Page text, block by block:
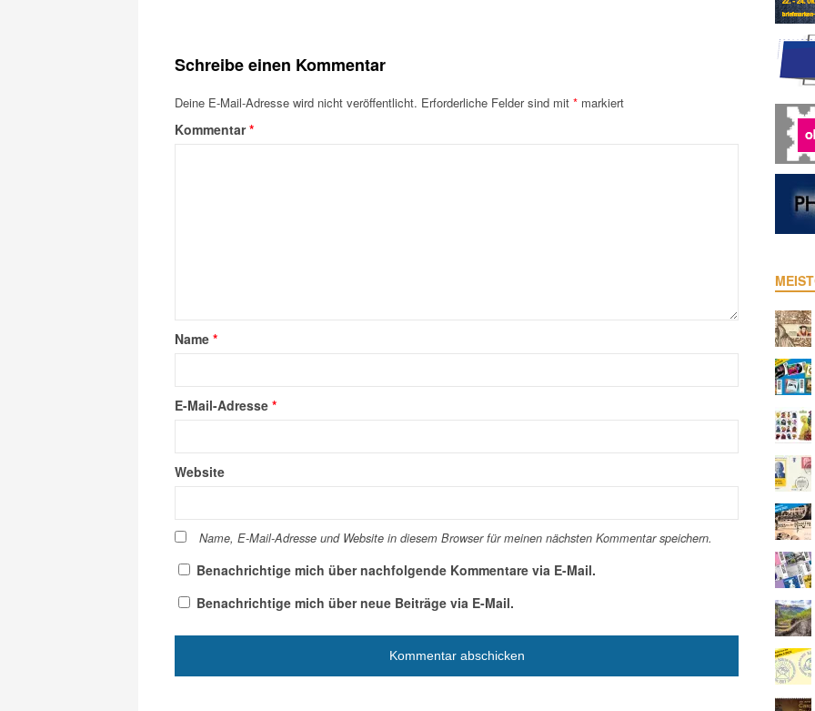
Schreibe einen Kommentar
Deine E-Mail-Adresse wird nicht veröffentlicht. Erforderliche Felder sind mit * markiert
Kommentar*
Name *
E-Mail-Adresse *
Website
Name, E-Mail-Adresse und Website in diesem Browser für meinen nächsten Kommentar speichern.
Benachrichtige mich über nachfolgende Kommentare via E-Mail.
Benachrichtige mich über neue Beiträge via E-Mail.